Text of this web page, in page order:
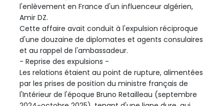
l'enlèvement en France d'un influenceur algérien,
Amir DZ.
Cette affaire avait conduit à l'expulsion réciproque
d'une douzaine de diplomates et agents consulaires
et au rappel de l'ambassadeur.
- Reprise des expulsions -
Les relations étaient au point de rupture, alimentées
par les prises de position du ministre français de
l'Intérieur de l'époque Bruno Retailleau (septembre